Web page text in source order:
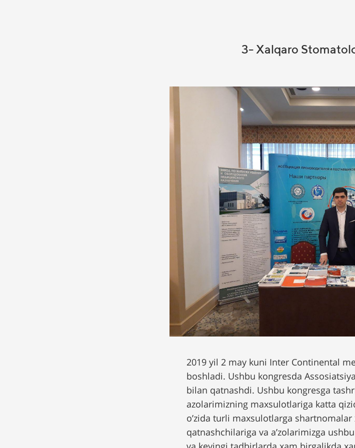
3- Xalqaro
2019 yil 2 may kuni Inter Continental
boshladi. Ushbu kongresda
bilan qatnashdi. Ushbu kongresga
azolarimizning maxsulotlariga katta
o’zida turli maxsulotlarga
qatnashchilariga va a’zolarimizga